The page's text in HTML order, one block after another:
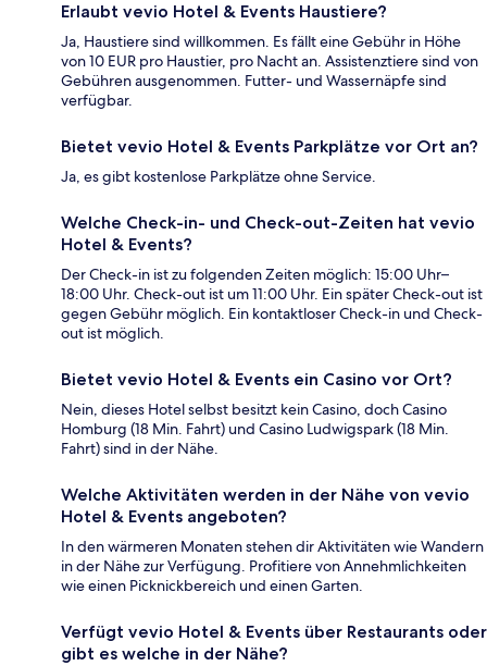
Erlaubt vevio Hotel & Events Haustiere?
Ja, Haustiere sind willkommen. Es fällt eine Gebühr in Höhe
von 10 EUR pro Haustier, pro Nacht an. Assistenztiere sind von
Gebühren ausgenommen. Futter- und Wassernäpfe sind
verfügbar.
Bietet vevio Hotel & Events Parkplätze vor Ort an?
Ja, es gibt kostenlose Parkplätze ohne Service.
Welche Check-in- und Check-out-Zeiten hat vevio
Hotel & Events?
Der Check-in ist zu folgenden Zeiten möglich: 15:00 Uhr–
18:00 Uhr. Check-out ist um 11:00 Uhr. Ein später Check-out ist
gegen Gebühr möglich. Ein kontaktloser Check-in und Check-
out ist möglich.
Bietet vevio Hotel & Events ein Casino vor Ort?
Nein, dieses Hotel selbst besitzt kein Casino, doch Casino
Homburg (18 Min. Fahrt) und Casino Ludwigspark (18 Min.
Fahrt) sind in der Nähe.
Welche Aktivitäten werden in der Nähe von vevio
Hotel & Events angeboten?
In den wärmeren Monaten stehen dir Aktivitäten wie Wandern
in der Nähe zur Verfügung. Profitiere von Annehmlichkeiten
wie einen Picknickbereich und einen Garten.
Verfügt vevio Hotel & Events über Restaurants oder
gibt es welche in der Nähe?